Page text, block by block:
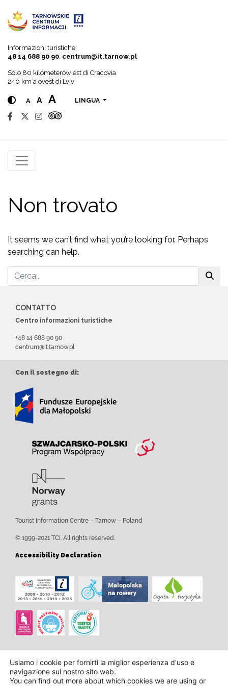
Informazioni turistiche:
48 14 688 90 90 centrum@it.tarnow.pl
Solo 80 kilometerów est di Cracovia
240 km a ovest di Lviv
A A A LINGUA
Non trovato
It seems we can’t find what you’re looking for. Perhaps
searching can help.
CONTATTO
Centro informazioni turistiche
+48 14 688 90 90
centrum@it.tarnow.pl
Con il sostegno di:
Tourist Information Centre – Tarnow – Poland
© 1999-2021 TCI. All rights reserved.
Accessibility Declaration
Usiamo i cookie per fornirti la miglior esperienza d'uso e
navigazione sul nostro sito web.
You can find out more about which cookies we are using or